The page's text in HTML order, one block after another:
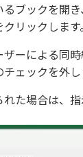
ブックを開
リックします。
ザーによる同
ェックを外し
た場合は、指